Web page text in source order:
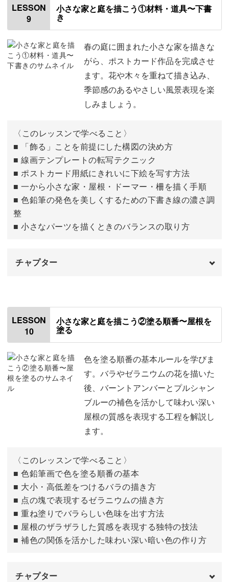
仕上げる
アレンジの紹介 13:51
自分でデザインして描く場合について 15:55
17:27
LESSON
9
小さな家と庭を描こう①材料・道具〜下書
き
春の庭に囲まれた小さな家を描きな
がら、ポストカード作品を完成させ
ます。花や木々を重ねて描き込み、
季節感のあるやさしい風景表現を楽
しみましょう。
〈このレッスンで学べること〉
■ 「飾る」ことを前提にした構図の決め方
■ 線画テンプレートの転写テクニック
■ ポストカード用紙にきれいに下絵を写す方法
■ 一から小さな家・屋根・ドーマー・柵を描く手順
■ 色鉛筆の発色を美しくするための下書き線の濃さ調
整
■ 小さなパーツを描くときのバランスの取り方
チャプター
使用する材料・道具
飾れる一枚にするための工夫
テンプレートをトレースする 03:30
トレースしないで下書きを描く 15:00
LESSON
10
小さな家と庭を描こう②塗る順番〜屋根を
塗る
色を塗る順番の基本ルールを学びま
す。バラやゼラニウムの花を描いた
後、バーントアンバーとプルシャン
ブルーの補色を活かして味わい深い
屋根の質感を表現する工程を解説し
ます。
〈このレッスンで学べること〉
■ 色鉛筆画で色を塗る順番の基本
■ 大小・高低差をつけるバラの描き方
■ 点の塊で表現するゼラニウムの描き方
■ 重ね塗りでバラらしい色味を出す方法
■ 屋根のザラザラした質感を表現する独特の技法
■ 補色の関係を活かした味わい深い暗い色の作り方
チャプター